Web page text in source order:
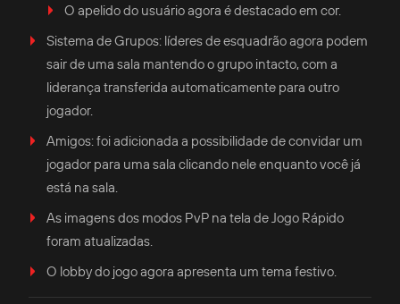
O apelido do usuário agora é destacado em cor.
Sistema de Grupos: líderes de esquadrão agora podem
sair de uma sala mantendo o grupo intacto, com a
liderança transferida automaticamente para outro
jogador.
Amigos: foi adicionada a possibilidade de convidar um
jogador para uma sala clicando nele enquanto você já
está na sala.
As imagens dos modos PvP na tela de Jogo Rápido
foram atualizadas.
O lobby do jogo agora apresenta um tema festivo.